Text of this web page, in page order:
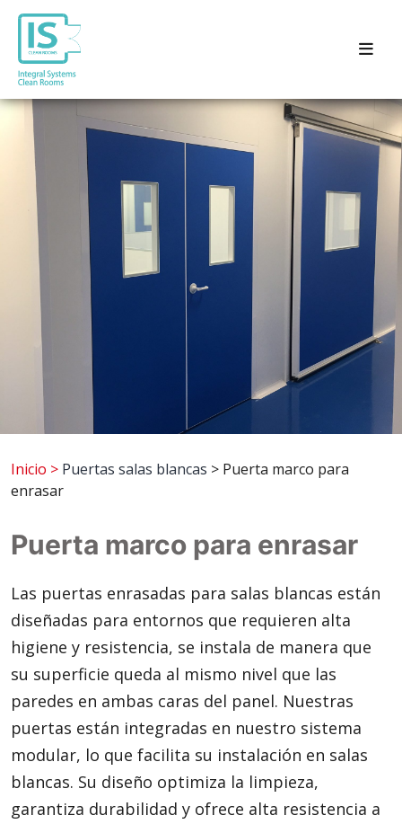
Inicio > Puertas salas blancas > Puerta marco para
enrasar
Puerta marco para enrasar
Las puertas enrasadas para salas blancas están
diseñadas para entornos que requieren alta
higiene y resistencia, se instala de manera que
su superficie queda al mismo nivel que las
paredes en ambas caras del panel. Nuestras
puertas están integradas en nuestro sistema
modular, lo que facilita su instalación en salas
blancas. Su diseño optimiza la limpieza,
garantiza durabilidad y ofrece alta resistencia a